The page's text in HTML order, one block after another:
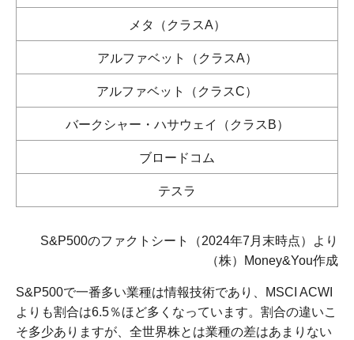
メタ（クラスA）
アルファベット（クラスA）
アルファベット（クラスC）
バークシャー・ハサウェイ（クラスB）
ブロードコム
テスラ
S&P500のファクトシート（2024年7月末時点）より
（株）Money&You作成
S&P500で一番多い業種は情報技術であり、MSCI ACWI
よりも割合は6.5％ほど多くなっています。割合の違いこ
そ多少ありますが、全世界株とは業種の差はあまりない